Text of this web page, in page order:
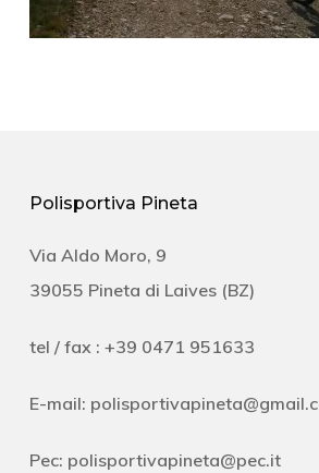
Polisportiva Pineta
Via Aldo Moro, 9
39055 Pineta di Laives (BZ)
tel / fax : +39 0471 951633
E-mail:
Pec: polisportivapineta@pec.it